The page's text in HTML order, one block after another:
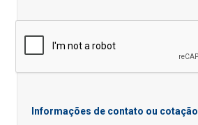
Informações de contato ou cotação